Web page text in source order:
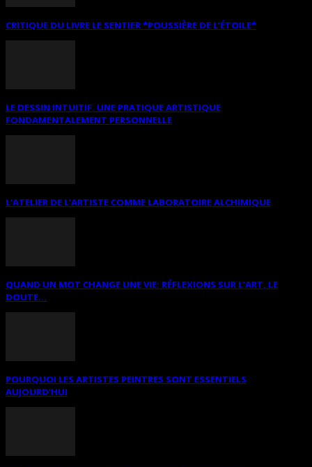
CRITIQUE DU LIVRE LE SENTIER *POUSSIÈRE DE L’ÉTOILE*
LE DESSIN INTUITIF. UNE PRATIQUE ARTISTIQUE
FONDAMENTALEMENT PERSONNELLE
L’ATELIER DE L’ARTISTE COMME LABORATOIRE ALCHIMIQUE
QUAND UN MOT CHANGE UNE VIE: RÉFLEXIONS SUR L’ART, LE
DOUTE...
POURQUOI LES ARTISTES PEINTRES SONT ESSENTIELS
AUJOURD’HUI